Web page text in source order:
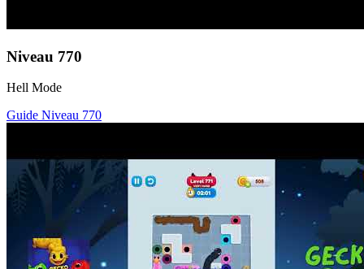
Niveau 770
Hell Mode
Guide Niveau 770